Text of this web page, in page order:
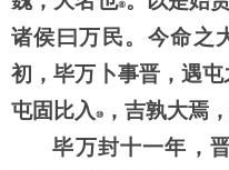
⑧
诸侯曰万民。今命之
初，毕万卜事晋，遇屯
屯固比入 ⑩
，吉孰大焉
毕万封十一年，